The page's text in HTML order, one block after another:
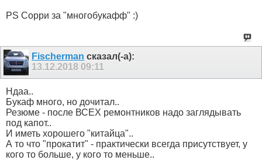
PS Сорри за "многобукафф" :)
Fischerman сказал(-а):
13.12.2018 09:11
Ндаа..
Букаф много, но дочитал..
Резюме - после ВСЕХ ремонтников надо заглядывать
под капот..
И иметь хорошего "китайца"..
А то что "прокатит" - практически всегда присутствует, у
кого то больше, у кого то меньше..